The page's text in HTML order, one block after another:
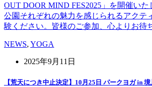
OUT DOOR MIND FES2025」を開催いた
公園それぞれの魅力を感じられるアクテ
験ください。皆様のご参加、心よりお
NEWS, YOGA
2025年9月11日
【荒天につき中止決定】10月25日 パークヨガ in